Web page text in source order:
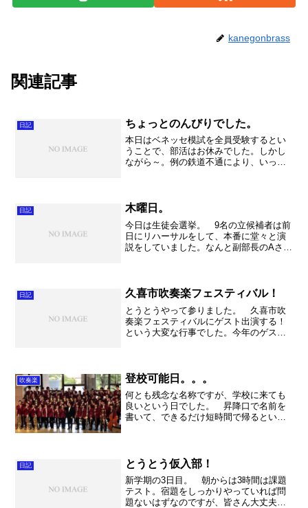
kanegonbrass
関連記事
日記 ちょっとのんびりでした。
本日はベネッセ模試を全員受験するとい
うことで、部活はお休みでした。しかし
ながら～。例の鉄道不通により、いった
をしてから帰宅。そうそう...
日記 木曜日。
今日は生徒会選挙。 9名の立候補者は前
日にリハーサルをして、本番に堂々と演
説をしていました。なんと副部長のAさん
した。いや～しっかり...
日記 久喜市吹奏楽フェスティバル！
とうとうやって参りました。 久喜市吹
奏楽フェスティバルにゲスト出演する！
という大変な行事でした。今年のゲスト
本番を迎えました。 プログ...
吹奏楽 登校可能日。。。
何とも残念な名称ですが、学校に来ても
良いという日でした。 昇降口で名前を
書いて、できるだけ短時間で帰るという
うことも無く、2月からほ...
日記 とうとう仮入部！
新学期の3日目。 朝からは3時間は課題
テスト。宿題をしっかりやっていれば問
題ないはずなのですが、皆さん大丈夫で